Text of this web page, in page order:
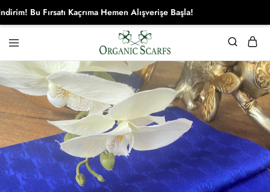
Organikscarf
Fırsatı Kaçrıma Hemen Alışverişe Başla!